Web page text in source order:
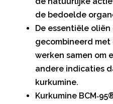
de bedoelde
De essentiële
gecombineerd
werken samen om
andere indicaties
kurkumine.
Kurkumine